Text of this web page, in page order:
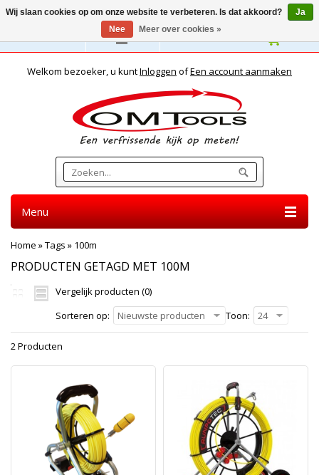
Nederlands
Welkom bezoeker, u kuntInloggen ofEen account aanmaken
Menu
Home »Tags » 100m
PRODUCTEN GETAGD MET 100M
Vergelijk producten (0)
Sorteren op:
Nieuwste producten Toon: 24
2 Producten
Wij slaan cookies op om onze website te verbeteren. Is dat akkoord?
Ja
Nee
Meer over cookies »